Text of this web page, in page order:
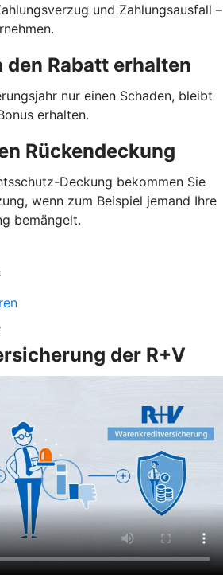
und Zahlungsausfall –
den Rabatt erhalten
nur einen Schaden, bleibt
erhalten.
Rückendeckung
Deckung bekommen Sie
wenn zum Beispiel jemand Ihre
bemängelt.
der R+V